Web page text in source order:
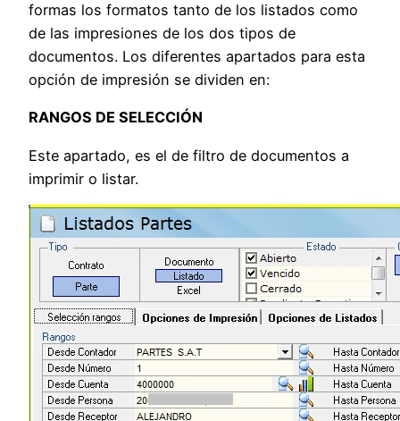
formas los formatos tanto de los listados como
de las impresiones de los dos tipos de
documentos. Los diferentes apartados para esta
opción de impresión se dividen en:
RANGOS DE SELECCIÓN
Este apartado, es el de filtro de documentos a
imprimir o listar.